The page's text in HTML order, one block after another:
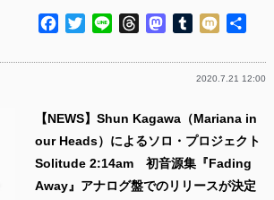
Facebook
TwitterLine ThreadsMastodon
Tumblr
Mixi
2020.7.21 12:00
【NEWS】Shun Kagawa（Mariana in
our Heads）によるソロ・プロジェクト
Solitude 2:14am 初音源集『Fading
Away』アナログ盤でのリリースが決定